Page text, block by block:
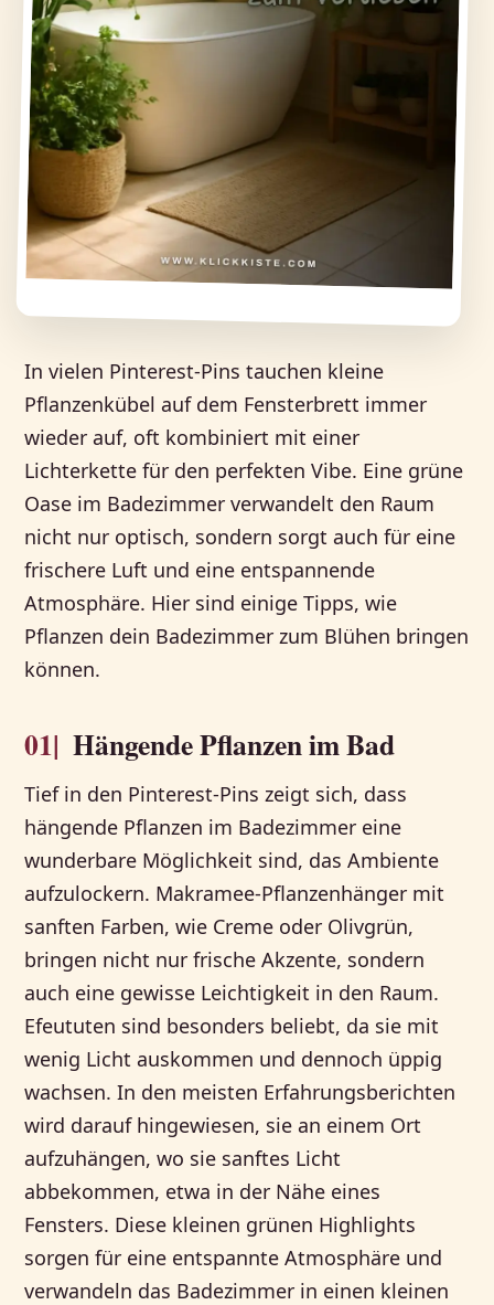
In vielen Pinterest-Pins tauchen kleine
Pflanzenkübel auf dem Fensterbrett immer
wieder auf, oft kombiniert mit einer
Lichterkette für den perfekten Vibe. Eine grüne
Oase im Badezimmer verwandelt den Raum
nicht nur optisch, sondern sorgt auch für eine
frischere Luft und eine entspannende
Atmosphäre. Hier sind einige Tipps, wie
Pflanzen dein Badezimmer zum Blühen bringen
können.
01| Hängende Pflanzen im Bad
Tief in den Pinterest-Pins zeigt sich, dass
hängende Pflanzen im Badezimmer eine
wunderbare Möglichkeit sind, das Ambiente
aufzulockern. Makramee-Pflanzenhänger mit
sanften Farben, wie Creme oder Olivgrün,
bringen nicht nur frische Akzente, sondern
auch eine gewisse Leichtigkeit in den Raum.
Efeututen sind besonders beliebt, da sie mit
wenig Licht auskommen und dennoch üppig
wachsen. In den meisten Erfahrungsberichten
wird darauf hingewiesen, sie an einem Ort
aufzuhängen, wo sie sanftes Licht
abbekommen, etwa in der Nähe eines
Fensters. Diese kleinen grünen Highlights
sorgen für eine entspannte Atmosphäre und
verwandeln das Badezimmer in einen kleinen